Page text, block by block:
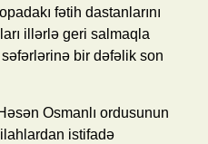
fətih dastanlarını
illərlə geri salmaqla
bir dəfəlik son
Osmanlı ordusunun
istifadə